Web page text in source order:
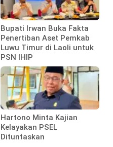
Bupati Irwan Buka Fakta
Penertiban Aset Pemkab
Luwu Timur di Laoli untuk
PSN IHIP
Hartono Minta Kajian
Kelayakan PSEL
Dituntaskan